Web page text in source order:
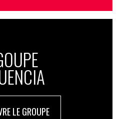
LE GROUPE